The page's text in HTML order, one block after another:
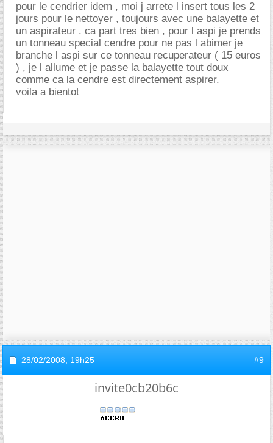
pour le cendrier idem , moi j arrete l insert tous les 2
jours pour le nettoyer , toujours avec une balayette et
un aspirateur . ca part tres bien , pour l aspi je prends
un tonneau special cendre pour ne pas l abimer je
branche l aspi sur ce tonneau recuperateur ( 15 euros
) , je l allume et je passe la balayette tout doux
comme ca la cendre est directement aspirer.
voila a bientot
28/02/2008, 19h25 #9
invite0cb20b6c